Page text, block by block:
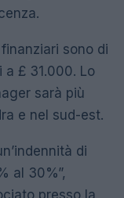
sono di
£ 31.000. Lo
sarà più
e nel sud-est.
di
al 30%”,
presso la